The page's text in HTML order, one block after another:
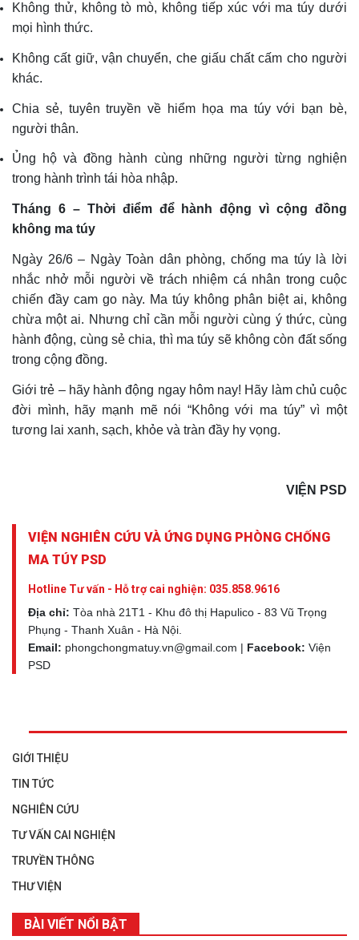
Không thử, không tò mò, không tiếp xúc với ma túy dưới
mọi hình thức.
Không cất giữ, vận chuyển, che giấu chất cấm cho người
khác.
Chia sẻ, tuyên truyền về hiểm họa ma túy với bạn bè,
người thân.
Ủng hộ và đồng hành cùng những người từng nghiện
trong hành trình tái hòa nhập.
Tháng 6 – Thời điểm để hành động vì cộng đồng
không ma túy
Ngày 26/6 – Ngày Toàn dân phòng, chống ma túy là lời
nhắc nhở mỗi người về trách nhiệm cá nhân trong cuộc
chiến đầy cam go này. Ma túy không phân biệt ai, không
chừa một ai. Nhưng chỉ cần mỗi người cùng ý thức, cùng
hành động, cùng sẻ chia, thì ma túy sẽ không còn đất sống
trong cộng đồng.
Giới trẻ – hãy hành động ngay hôm nay! Hãy làm chủ cuộc
đời mình, hãy mạnh mẽ nói “Không với ma túy” vì một
tương lai xanh, sạch, khỏe và tràn đầy hy vọng.
VIỆN PSD
VIỆN NGHIÊN CỨU VÀ ỨNG DỤNG PHÒNG CHỐNG
MA TÚY PSD
Hotline Tư vấn - Hỗ trợ cai nghiện: 035.858.9616
Địa chỉ: Tòa nhà 21T1 - Khu đô thị Hapulico - 83 Vũ Trọng
Phụng - Thanh Xuân - Hà Nội.
Email: phongchongmatuy.vn@gmail.com | Facebook: Viện
PSD
GIỚI THIỆU
TIN TỨC
NGHIÊN CỨU
TƯ VẤN CAI NGHIỆN
TRUYỀN THÔNG
THƯ VIỆN
BÀI VIẾT NỔI BẬT